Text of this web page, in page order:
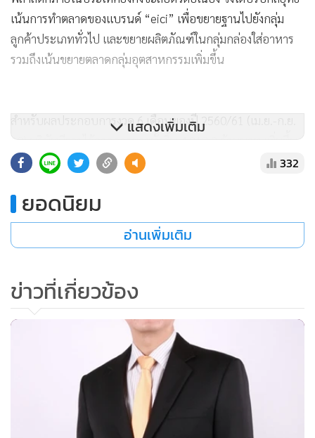
เน้นการทำตลาดของแบรนด์ “eici” เพื่อขยายฐานไปยังกลุ่ม
ลูกค้าประเภททั่วไป และขยายผลิตภัณฑ์ในกลุ่มกล่องใส่อาหาร
รวมถึงเน้นขยายตลาดกลุ่มอุตสาหกรรมเพิ่มขึ้น
สำหรับผลประกอบการงวด 6 เดือนของปี 2560/61 (เม.ย.-ก.ย.
60) บริษัทมีรายได้จากการขายทั้งสิ้น 4,812.3 ล้านบาท เพิ่มขึ้น
0.8% มีกำไรสุทธิ 578.4 ล้านบาท ลดลง 25.6% จากงวด 6 เดือน
60) บริษัทมีรายได้จากการขาย 2,430.0 ล้านบาท เพิ่มขึ้น 0.6%
และมีกำไรสุทธิ 291.9 ล้านบาท ลดลง 26.4% โดยปัจจุบันมี
สัดส่วนรายได้แบ่งเป็น AEROKLAS 45%, AEROFLEX 31%
ช่วงครึ่งปีแรก จากเศรษฐกิจที่เริ่มฟื้นตัวดีขึ้น และแรงกระตุ้นให้
จับจ่ายใช้สอยของรัฐบาล รวมถึง mood&tone ของประชาชน
เริ่มดีขึ้น
พร้อมกันนี้ ที่ประชุมคณะกรรมการบริษัทฯ เมื่อวันที่ 10
พฤศจิกายน 2560 ได้อนุมัติการจ่ายเงินปันผลระหว่างกาล
สำหรับผลการดำเนินงานสิ้นสุด 30 กันยายน 2560 ในอัตราหุ้น
ละ 0.10 บาท รวมเป็นจำนวนเงินทั้งสิ้น 280 ล้านบาท โดย
แสดงเพิ่มเติม
332
ยอดนิยม
อ่านเพิ่มเติม
ข่าวที่เกี่ยวข้อง